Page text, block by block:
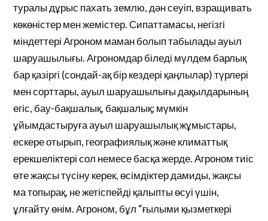
туралы дұрыс пахать землю, дән сеуіп, взращивать
көкөністер мен жемістер. Сипаттамасы, негізгі
міндеттері Агроном маман болып табылады ауыл
шаруашылығы. Агрономдар біледі мүлдем барлық
бар қазіргі (сондай-ақ бір кездері қаңлылар) түрлері
мен сорттары, ауыл шаруашылығы дақылдарының
егіс, бау-бақшалық, бақшалық; мүмкін
ұйымдастыруға ауыл шаруашылық жұмыстары,
ескере отырып, географиялық және климаттық
ерекшеліктері сол немесе басқа жерде. Агроном тиіс
өте жақсы түсіну керек, өсімдіктер дамиды, жақсы
ма топырақ, не жетіспейді қалыпты өсуі үшін,
ұлғайту өнім. Агроном, бұл “ғылыми қызметкері